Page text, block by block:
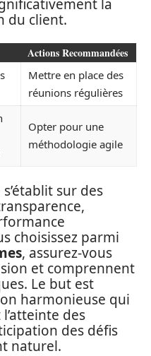
la
du client.
Actions Recommandées
Mettre en place des
réunions régulières
Opter pour une
méthodologie agile
sur des
choisissez parmi
, assurez-vous
et comprennent
Le but est
harmonieuse qui
des
des défis
naturel.